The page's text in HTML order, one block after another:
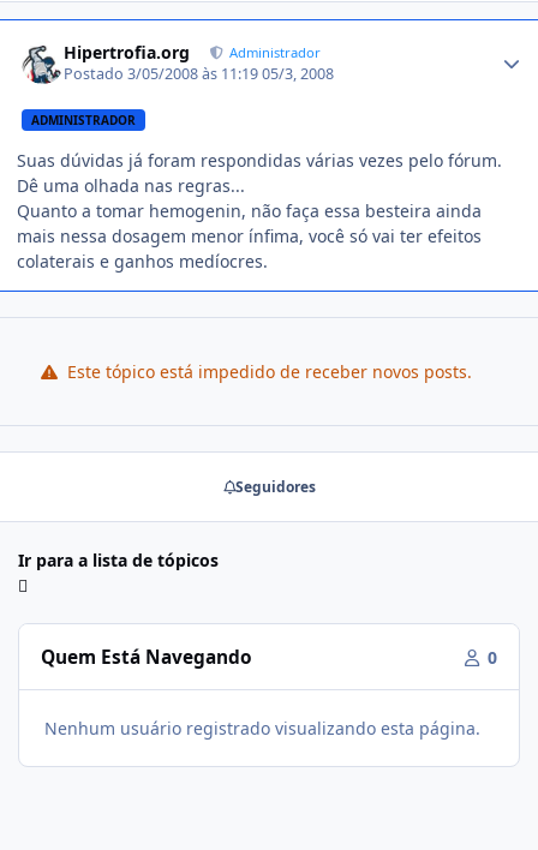
Hipertrofia.org Administrador
Postado3/05/2008 às 11:1905/3, 2008
ADMINISTRADOR
Suas dúvidas já foram respondidas várias vezes pelo fórum.
Dê uma olhada nas regras...
Quanto a tomar hemogenin, não faça essa besteira ainda
mais nessa dosagem menor ínfima, você só vai ter efeitos
colaterais e ganhos medíocres.
Este tópico está impedido de receber novos posts.
Seguidores
Ir para a lista de tópicos
Quem Está Navegando 0
Nenhum usuário registrado visualizando esta página.